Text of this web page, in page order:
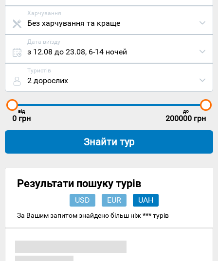
Харчування
Без харчування та краще
Дата виїзду
з 12.08 до 23.08, 6-14 ночей
Туристів
2 дорослих
від
0 грн
до
200000 грн
Знайти тур
Результати пошуку турів
USD EUR UAH
За Вашим запитом знайдено більш ніж ***турів